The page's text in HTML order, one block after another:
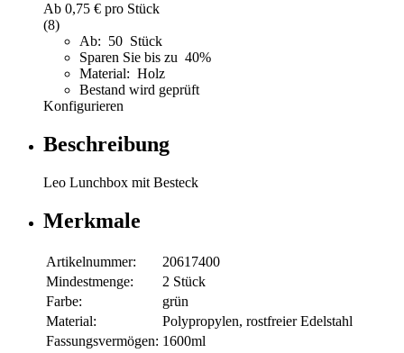
Ab 0,75 € pro Stück
(8)
Ab: 50 Stück
Sparen Sie bis zu 40%
Material: Holz
Bestand wird geprüft
Konfigurieren
Beschreibung
Leo Lunchbox mit Besteck
Merkmale
Artikelnummer:
20617400
Mindestmenge:
2 Stück
Farbe:
grün
Material:
Polypropylen, rostfreier Edelstahl
Fassungsvermögen: 1600ml